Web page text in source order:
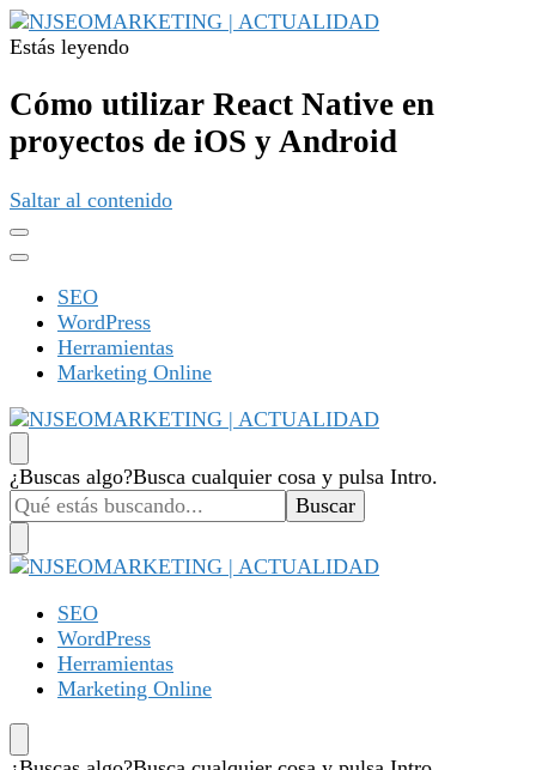
desarrollo web, app, y lo que no te imaginas…
Estás leyendo
Cómo utilizar React Native en
proyectos de iOS y Android
Saltar al contenido
SEO
WordPress
Herramientas
Marketing Online
NJSEOMARKETING | ACTUALIDAD
Tu web de tecnología, SEO, Marketing, desarrollo personal,
desarrollo web, app, y lo que no te imaginas…
¿Buscas algo?Busca cualquier cosa y pulsa Intro.
NJSEOMARKETING | ACTUALIDAD
Tu web de tecnología, SEO, Marketing, desarrollo personal,
desarrollo web, app, y lo que no te imaginas…
SEO
WordPress
Herramientas
Marketing Online